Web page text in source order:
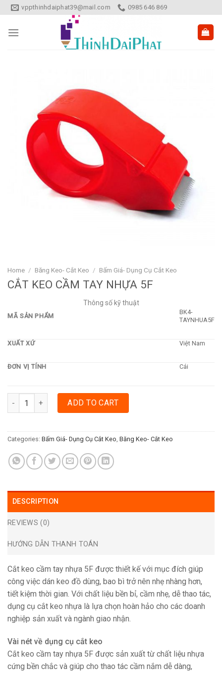
Skip
to
content
vppthinhdaiphat39@mail.com 0985 646 869
Home / Băng Keo- Cắt Keo / Bấm Giá- Dụng Cụ Cắt Keo
CẮT KEO CẦM TAY NHỰA 5F
Thông số kỹ thuật
MÃ SẢN PHẨM
BK4-
TAYNHUA5F
XUẤT XỨ Việt Nam
ĐƠN VỊ TÍNH Cái
CẮT KEO CẦM TAY NHỰA 5F quantity
ADD TO CART
Categories: Bấm Giá- Dụng Cụ Cắt Keo, Băng Keo- Cắt Keo
DESCRIPTION
REVIEWS (0)
HƯỚNG DẪN THANH TOÁN
Cắt keo cầm tay nhựa 5F được thiết kế với mục đích giúp
công việc dán keo đồ dùng, bao bì trở nên nhẹ nhàng hơn,
tiết kiệm thời gian. Với chất liệu bền bỉ, cầm nhẹ, dễ thao tác,
dụng cụ cắt keo nhựa là lựa chọn hoàn hảo cho các doanh
nghiệp sản xuất và ngành giao nhận.
Vài nét về dụng cụ cắt keo
Cắt keo cầm tay nhựa 5F được sản xuất từ chất liệu nhựa
cứng bền chắc và giúp cho thao tác cầm nắm dễ dàng,